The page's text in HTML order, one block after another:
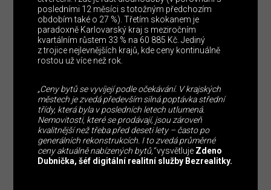
posledními 12 měsíci s totožným předchozím
obdobím také o 27 %). Třetím skokanem je
paradoxně Karlovarský kraj s meziročním
kvartálním růstem 33 % na 60 885 Kč. Jediný
z trojice nejlevnějších krajů, kde ceny kontinuálně
rostou už více než rok.
„Ceny bytů se vyvíjejí podle očekávání. V krajských
městech je zvedá především silná poptávka střední
třídy, která byla v posledních letech utlumená.
Nemovitosti, které se prodávají, jsou zároveň
kvalitnější než třeba před deseti lety – často po
generálních rekonstrukcích. I to zvedá průměrné
ceny aktuálně nabízených bytů,“vysvětluje Zdeno
Dubnička, šéf digitální realitní služby Bezrealitky.